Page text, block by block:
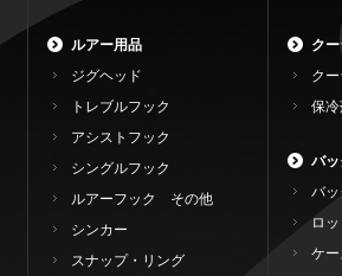
ルアー用品
ジグヘッド
トレブルフック
アシストフック
シングルフック
ルアーフック その他
シンカー
スナップ・リング
ク
ク
保
バ
バ
ロ
ケ